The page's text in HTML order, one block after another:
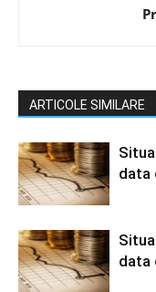
ARTICOLE SIMILARE
data
data